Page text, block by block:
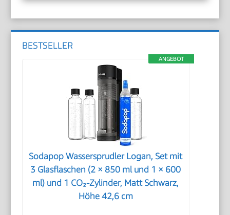
BESTSELLER
ANGEBOT
Sodapop Wassersprudler Logan, Set mit
3 Glasflaschen (2 × 850 ml und 1 × 600
ml) und 1 CO₂-Zylinder, Matt Schwarz,
Höhe 42,6 cm